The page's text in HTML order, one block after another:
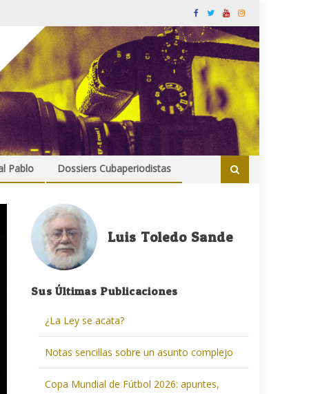
Pablo Dossiers Cubaperiodistas
Luis Toledo Sande
Sus Últimas Publicaciones
¿La Ley se acata?
Notas sencillas sobre un asunto complejo
Copa Mundial de Fútbol 2026: apuntes,